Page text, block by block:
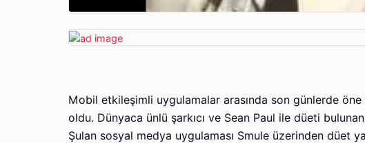
Mobil etkileşimli uygulamalar arasında son günlerde
oldu. Dünyaca ünlü şarkıcı ve Sean Paul ile düeti
Şulan sosyal medya uygulaması Smule üzerinden düet